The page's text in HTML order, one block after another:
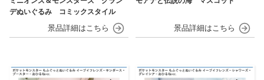
デぬいぐるみ コミックスタイル